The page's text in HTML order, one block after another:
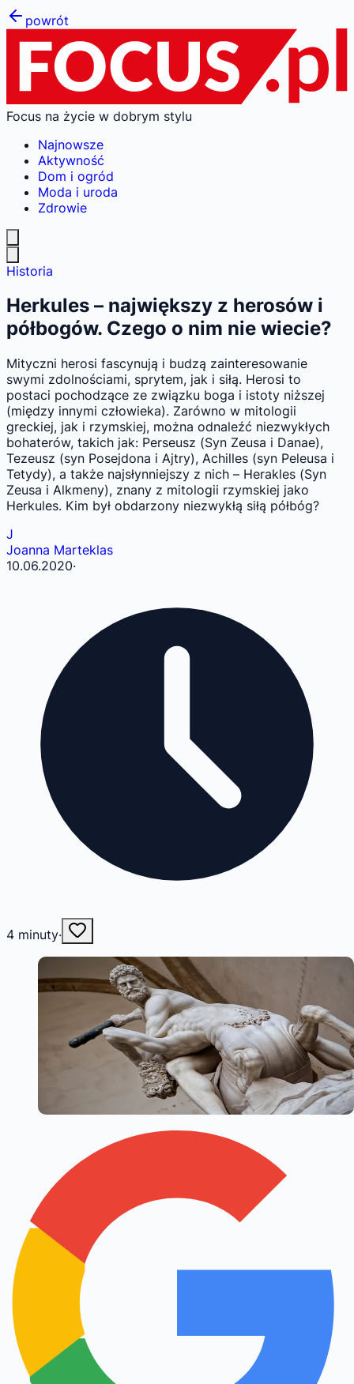
powrót
Focus na życie w dobrym stylu
Najnowsze
Aktywność
Dom i ogród
Moda i uroda
Zdrowie
Historia
Herkules – największy z herosów i
półbogów. Czego o nim nie wiecie?
Mityczni herosi fascynują i budzą zainteresowanie
swymi zdolnościami, sprytem, jak i siłą. Herosi to
postaci pochodzące ze związku boga i istoty niższej
(między innymi człowieka). Zarówno w mitologii
greckiej, jak i rzymskiej, można odnaleźć niezwykłych
bohaterów, takich jak: Perseusz (Syn Zeusa i Danae),
Tezeusz (syn Posejdona i Ajtry), Achilles (syn Peleusa i
Tetydy), a także najsłynniejszy z nich – Herakles (Syn
Zeusa i Alkmeny), znany z mitologii rzymskiej jako
Herkules. Kim był obdarzony niezwykłą siłą półbóg?
J
Joanna Marteklas
10.06.2020·
4 minuty·